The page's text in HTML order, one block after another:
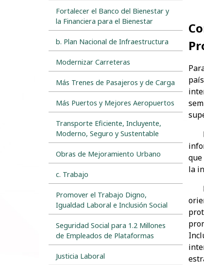
Fortalecer el Banco del Bienestar y
la Financiera para el Bienestar
b. Plan Nacional de Infraestructura
Modernizar Carreteras
Más Trenes de Pasajeros y de Carga
Más Puertos y Mejores Aeropuertos
Transporte Eficiente, Incluyente,
Moderno, Seguro y Sustentable
Obras de Mejoramiento Urbano
c. Trabajo
Promover el Trabajo Digno,
Igualdad Laboral e Inclusión Social
Seguridad Social para 1.2 Millones
de Empleados de Plataformas
Justicia Laboral
la
El